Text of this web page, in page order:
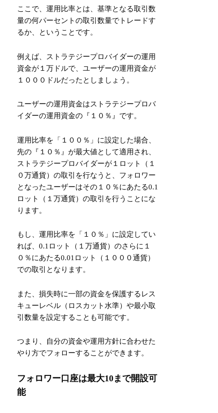
ここで、運用比率とは、基準となる取引数
量の何パーセントの取引数量でトレードす
るか、ということです。
例えば、ストラテジープロバイダーの運用
資金が１万ドルで、ユーザーの運用資金が
１０００ドルだったとしましょう。
ユーザーの運用資金はストラテジープロバ
イダーの運用資金の『１０％』です。
運用比率を「１００％」に設定した場合、
先の『１０％』が最大値として適用され、
ストラテジープロバイダーが１ロット（１
０万通貨）の取引を行なうと、フォロワー
となったユーザーはその１０％にあたる0.1
ロット（１万通貨）の取引を行うことにな
ります。
もし、運用比率を「１０％」に設定してい
れば、0.1ロット（１万通貨）のさらに１
０％にあたる0.01ロット（１０００通貨）
での取引となります。
また、損失時に一部の資金を保護するレス
キューレベル（ロスカット水準）や最小取
引数量を設定することも可能です。
つまり、自分の資金や運用方針に合わせた
やり方でフォローすることができます。
フォロワー口座は最大10まで開設可
能